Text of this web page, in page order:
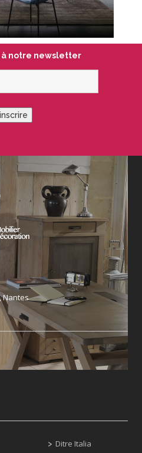
à notre newsletter
Nantes
Ditre Italia